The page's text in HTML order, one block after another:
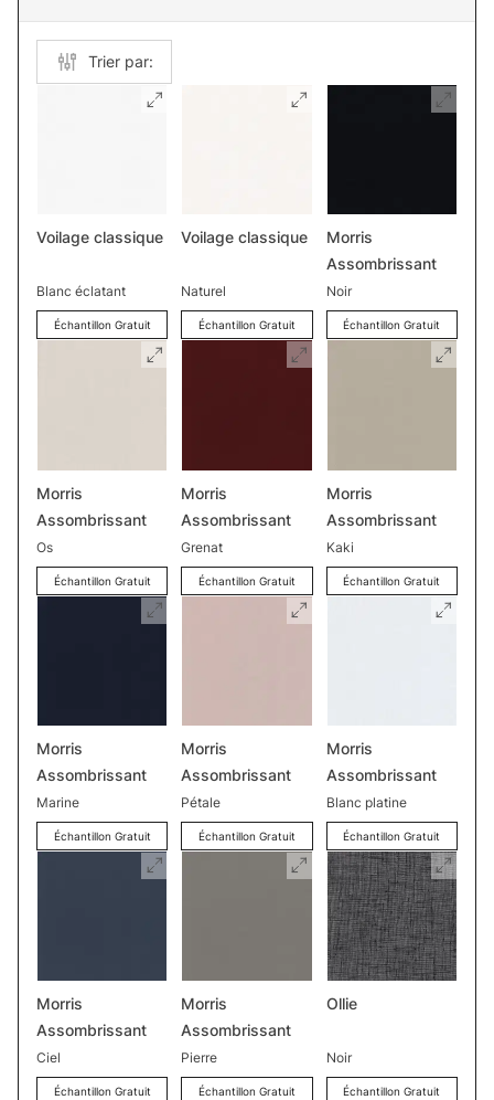
Trier par:
Voilage classique
Blanc éclatant
Échantillon Gratuit
Voilage classique
Naturel
Échantillon Gratuit
Morris
Assombrissant
Noir
Échantillon Gratuit
Morris
Assombrissant
Os
Échantillon Gratuit
Morris
Assombrissant
Grenat
Échantillon Gratuit
Morris
Assombrissant
Kaki
Échantillon Gratuit
Morris
Assombrissant
Marine
Échantillon Gratuit
Morris
Assombrissant
Pétale
Échantillon Gratuit
Morris
Assombrissant
Blanc platine
Échantillon Gratuit
Morris
Assombrissant
Ciel
Échantillon Gratuit
Morris
Assombrissant
Pierre
Échantillon Gratuit
Ollie
Noir
Échantillon Gratuit